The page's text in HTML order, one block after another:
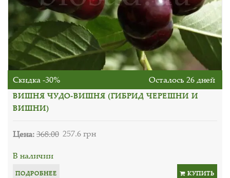
Скидка -30% Осталось 26 дней
ВИШНЯ ЧУДО-ВИШНЯ (ГИБРИД ЧЕРЕШНИ И
ВИШНИ)
Цена:368.00 257.6 грн
В наличии
ПОДРОБНЕЕ КУПИТЬ